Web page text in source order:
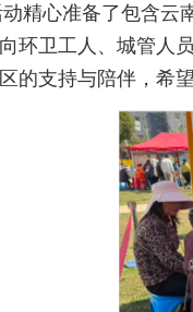
精心准备了包含云
环卫工人、城管人
的支持与陪伴，希